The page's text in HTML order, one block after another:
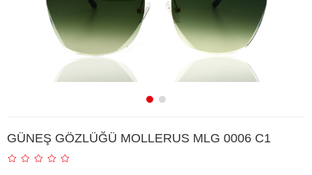
GÜNEŞ GÖZLÜĞÜ MOLLERUS MLG 0006 C1